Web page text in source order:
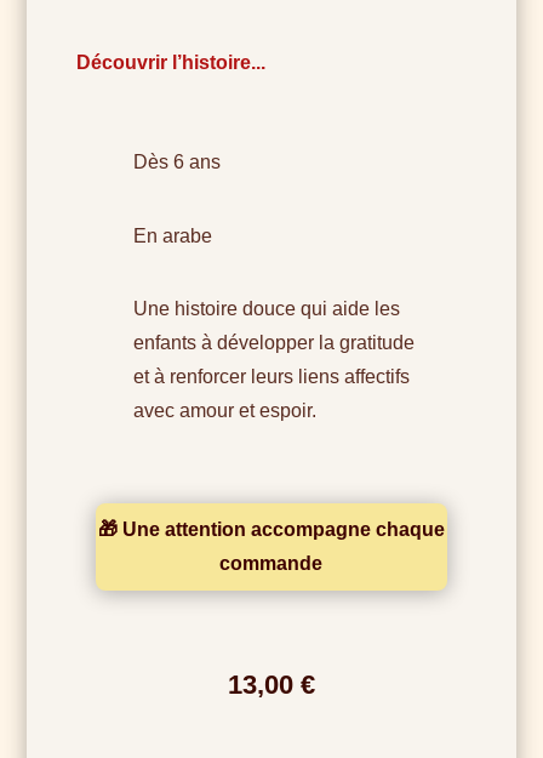
Découvrir l’histoire...
Dès 6 ans
En arabe
Une histoire douce qui aide les
enfants à développer la gratitude
et à renforcer leurs liens affectifs
avec amour et espoir.
🎁 Une attention accompagne chaque
commande
13,00 €